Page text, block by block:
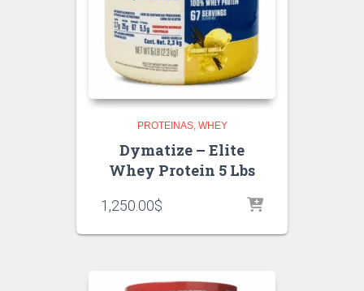
PROTEINAS WHEY
Dymatize – Elite
Whey Protein 5 Lbs
1,250.00$